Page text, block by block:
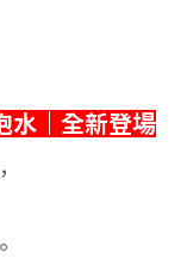
水｜全新登場